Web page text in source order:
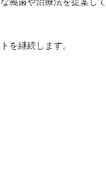
を継続します。